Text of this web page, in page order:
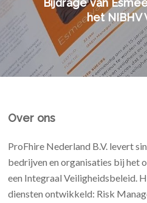
het NIBHV
Over ons
ProFhire Nederland B.V. levert
bedrijven en organisaties bij het
een Integraal Veiligheidsbeleid.
diensten ontwikkeld: Risk